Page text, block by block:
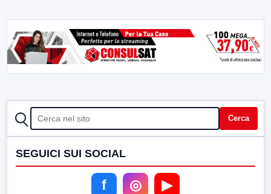
CERCA Cerca
SEGUICI SUI SOCIAL
f ◎ ▶